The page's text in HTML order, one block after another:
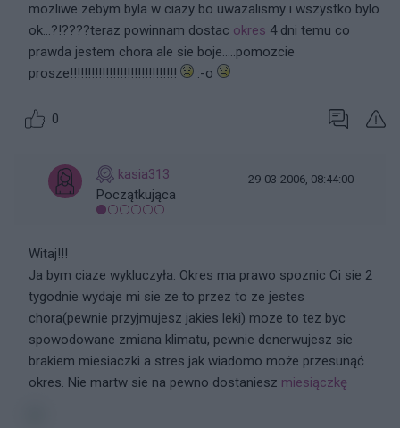
mozliwe zebym byla w ciazy bo uwazalismy i wszystko bylo
ok...?!????teraz powinnam dostac okres 4 dni temu co
prawda jestem chora ale sie boje.....pomozcie
prosze!!!!!!!!!!!!!!!!!!!!!!!!!!!!!!
:-o
0
kasia313
Początkująca
29-03-2006, 08:44:00
Witaj!!!
Ja bym ciaze wykluczyła. Okres ma prawo spoznic Ci sie 2
tygodnie wydaje mi sie ze to przez to ze jestes
chora(pewnie przyjmujesz jakies leki) moze to tez byc
spowodowane zmiana klimatu, pewnie denerwujesz sie
brakiem miesiaczki a stres jak wiadomo może przesunąć
okres. Nie martw sie na pewno dostaniesz miesiączkę